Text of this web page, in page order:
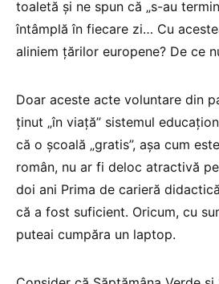
toaletă și ne spun că „s-au
întâmplă în fiecare zi… Cu
aliniem țărilor europene? De ce
Doar aceste acte voluntare din
ținut „în viață” sistemul
că o școală „gratis”, așa cum
român, nu ar fi deloc atractivă
doi ani Prima de carieră
că a fost suficient. Oricum, cu
puteai cumpăra un laptop.